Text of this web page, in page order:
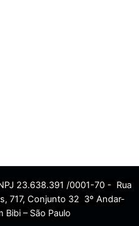
23.638.391 /0001-70 - Rua
717, Conjunto 32 3º Andar-
– São Paulo